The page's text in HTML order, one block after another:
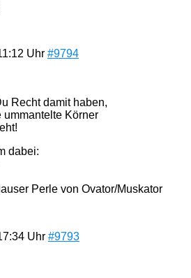
Uhr #9794
Recht damit haben,
Körner
dabei:
Perle von Ovator/Muskator
Uhr #9793